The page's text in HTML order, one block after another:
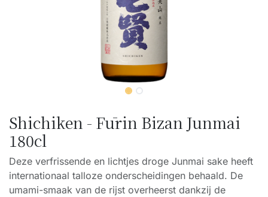
Shichiken - Fūrin Bizan Junmai
180cl
Deze verfrissende en lichtjes droge Junmai sake heeft
internationaal talloze onderscheidingen behaald. De
umami-smaak van de rijst overheerst dankzij de